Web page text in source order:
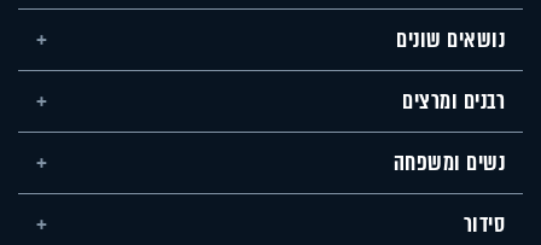
נושאים שונים
רבנים ומרצים
נשים ומשפחה
סידור